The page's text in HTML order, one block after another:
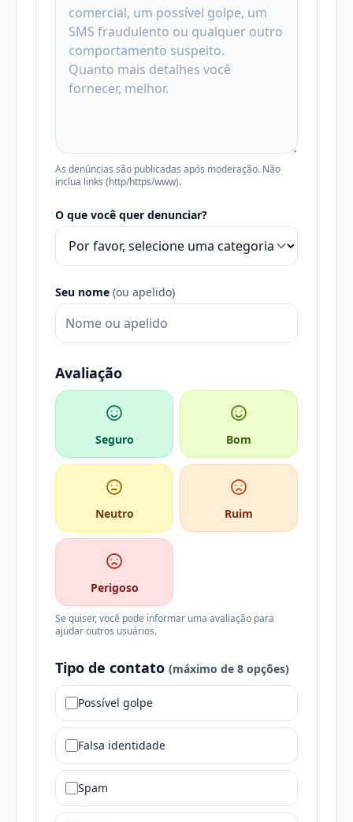
As denúncias são publicadas após moderação. Não
inclua links (http/https/www).
O que você quer denunciar?
Seu nome (ou apelido)
Avaliação
Seguro Bom
Neutro Ruim
Perigoso
Se quiser, você pode informar uma avaliação para
ajudar outros usuários.
Tipo de contato (máximo de 8 opções)
Possível golpe
Falsa identidade
Spam